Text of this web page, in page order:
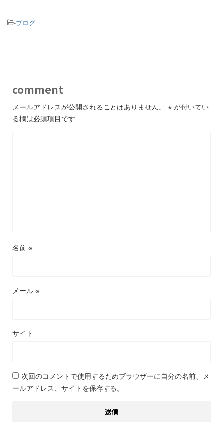
-ブログ
comment
メールアドレスが公開されることはありません。 ※ が付いてい
る欄は必須項目です
名前 ※
メール ※
サイト
次回のコメントで使用するためブラウザーに自分の名前、メ
ールアドレス、サイトを保存する。